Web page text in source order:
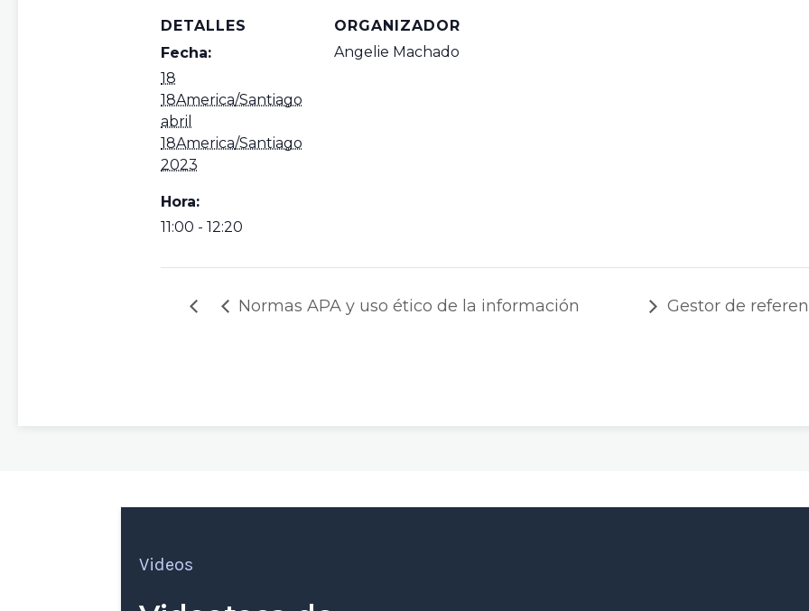
DETALLES
Fecha:
18
18America/Santiago
abril
18America/Santiago
2023
Hora:
11:00 - 12:20
ORGANIZADOR
Angelie Machado
Normas APA y uso ético de la información Gestor de
Videos